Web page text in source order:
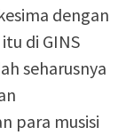
dengan
di GINS
seharusnya
para musisi